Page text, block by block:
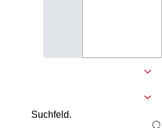
Suchfeld.